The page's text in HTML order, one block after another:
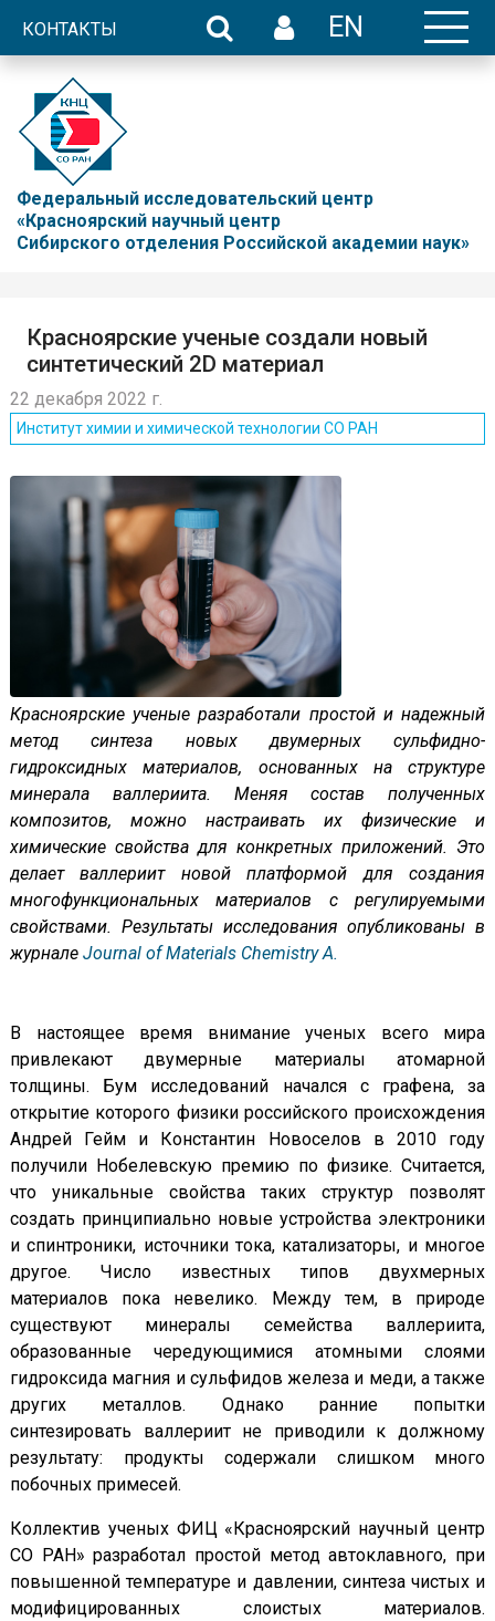
КОНТАКТЫ EN
Федеральный исследовательский центр
«Красноярский научный центр
Сибирского отделения Российской академии наук»
Красноярские ученые создали новый
синтетический 2D материал
22 декабря 2022 г.
Институт химии и химической технологии СО РАН
Красноярские ученые разработали простой и надежный
метод синтеза новых двумерных сульфидно-
гидроксидных материалов, основанных на структуре
минерала валлериита. Меняя состав полученных
композитов, можно настраивать их физические и
химические свойства для конкретных приложений. Это
делает валлериит новой платформой для создания
многофункциональных материалов с регулируемыми
свойствами. Результаты исследования опубликованы в
журнале Journal of Materials Chemistry A.
В настоящее время внимание ученых всего мира
привлекают двумерные материалы атомарной
толщины. Бум исследований начался с графена, за
открытие которого физики российского происхождения
Андрей Гейм и Константин Новоселов в 2010 году
получили Нобелевскую премию по физике. Считается,
что уникальные свойства таких структур позволят
создать принципиально новые устройства электроники
и спинтроники, источники тока, катализаторы, и многое
другое. Число известных типов двухмерных
материалов пока невелико. Между тем, в природе
существуют минералы семейства валлериита,
образованные чередующимися атомными слоями
гидроксида магния и сульфидов железа и меди, а также
других металлов. Однако ранние попытки
синтезировать валлериит не приводили к должному
результату: продукты содержали слишком много
побочных примесей.
Коллектив ученых ФИЦ «Красноярский научный центр
СО РАН» разработал простой метод автоклавного, при
повышенной температуре и давлении, синтеза чистых и
модифицированных слоистых материалов.